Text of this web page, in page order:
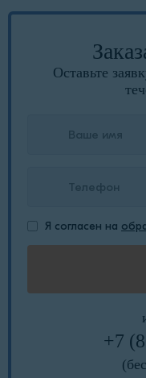
Оставьте
Я согласен на
+7